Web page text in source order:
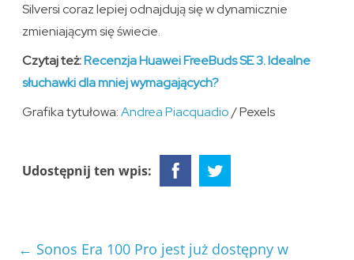
Silversi coraz lepiej odnajdują się w dynamicznie
zmieniającym się świecie.
Czytaj też:Recenzja Huawei FreeBuds SE 3. Idealne
słuchawki dla mniej wymagających?
Grafika tytułowa:Andrea Piacquadio/ Pexels
Udostępnij ten wpis:
← Sonos Era 100 Pro jest już dostępny w